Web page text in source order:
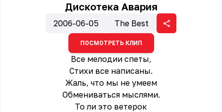
Дискотека Авария
2006-06-05 The Best
ПОСМОТРЕТЬ КЛИП
Все мелодии спеты,
Стихи все написаны.
Жаль, что мы не умеем
Обмениваться мыслями.
То ли это ветерок